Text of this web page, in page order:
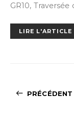
GR10,
LIRE L'ARTICLE
PRÉCÉDENT